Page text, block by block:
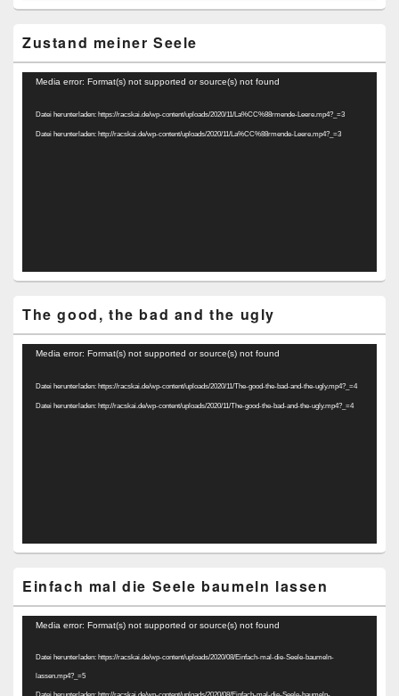
Zustand meiner Seele
Video-
Media error: Format(s) not supported or source(s) not found
Datei herunterladen: https://racskai.de/wp-content/uploads/2020/11/La%CC%88rmende-Leere.mp4?_=3
Datei herunterladen: http://racskai.de/wp-content/uploads/2020/11/La%CC%88rmende-Leere.mp4?_=3
The good, the bad and the ugly
Video-
Media error: Format(s) not supported or source(s) not found
Datei herunterladen: https://racskai.de/wp-content/uploads/2020/11/The-good-the-bad-and-the-ugly.mp4?_=4
Datei herunterladen: http://racskai.de/wp-content/uploads/2020/11/The-good-the-bad-and-the-ugly.mp4?_=4
Einfach mal die Seele baumeln lassen
Video-
Media error: Format(s) not supported or source(s) not found
Datei herunterladen: https://racskai.de/wp-content/uploads/2020/08/Einfach-mal-die-Seele-baumeln-
lassen.mp4?_=5
Datei herunterladen: http://racskai.de/wp-content/uploads/2020/08/Einfach-mal-die-Seele-baumeln-